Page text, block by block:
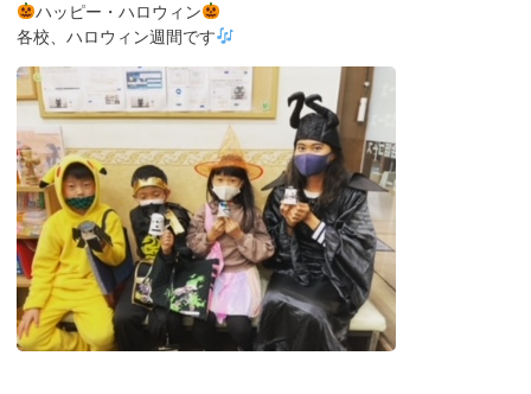
ハッピー・ハロウィン
各校、ハロウィン週間です